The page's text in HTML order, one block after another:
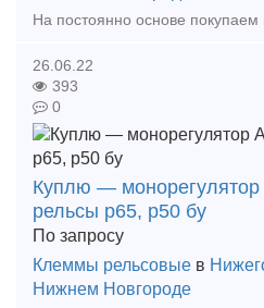
26.06.22
393
0
Куплю —
рельсы р65, р50 бу
По запросу
Клеммы рельсовые в
Нижнем Новгороде